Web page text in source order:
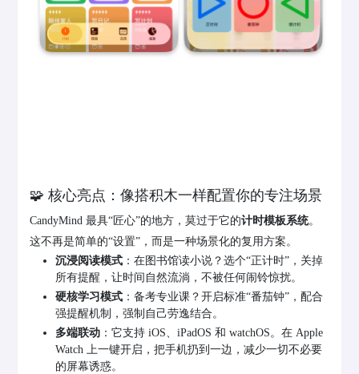
🧩 核心亮点：像搭积木一样配置你的专注场景
CandyMind 最具“匠心”的地方，莫过于它的计时模板系统。
这不再是简单的“设置”，而是一种场景化的复用方案。
沉浸阅读模式 ：在图书馆读小说？选个“正计时”，关掉
所有提醒，让时间自然流淌，不被任何闹铃惊扰。
硬核学习模式 ：备考专业课？开启标准“番茄钟”，配合
强提醒机制，强制自己劳逸结合。
多端联动 ：它支持 iOS、iPadOS 和 watchOS。在 Apple
Watch 上一键开启，把手机扔到一边，减少一切不必要
的屏幕诱惑。